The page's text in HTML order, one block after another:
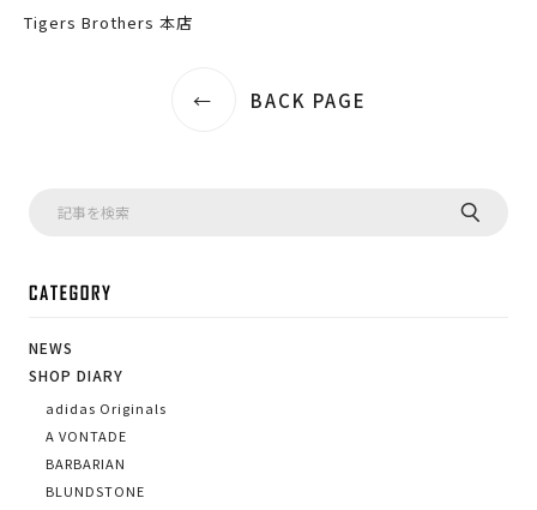
Tigers Brothers 本店
BACK PAGE
NEWS
SHOP DIARY
adidas Originals
A VONTADE
BARBARIAN
BLUNDSTONE